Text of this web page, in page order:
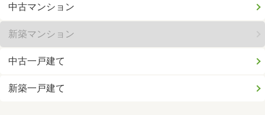
中古マンション
新築マンション
中古一戸建て
新築一戸建て